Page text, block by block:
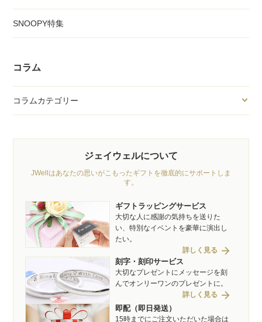
SNOOPY特集
コラム
コラムカテゴリー
ジェイウェルについて
JWellはあなたの思いがこもったギフトを徹底的にサポートしま
す。
ギフトラッピングサービス
大切な人に感謝の気持ちを送りた
い、特別なイベントを豪華に演出し
たい。
詳しく見る arrow_forward
刻字・刻印サービス
大切なプレゼントにメッセージを刻
んでオンリーワンのプレゼントに。
詳しく見る arrow_forward
即配（即日発送）
15時までにご注文いただいた場合は